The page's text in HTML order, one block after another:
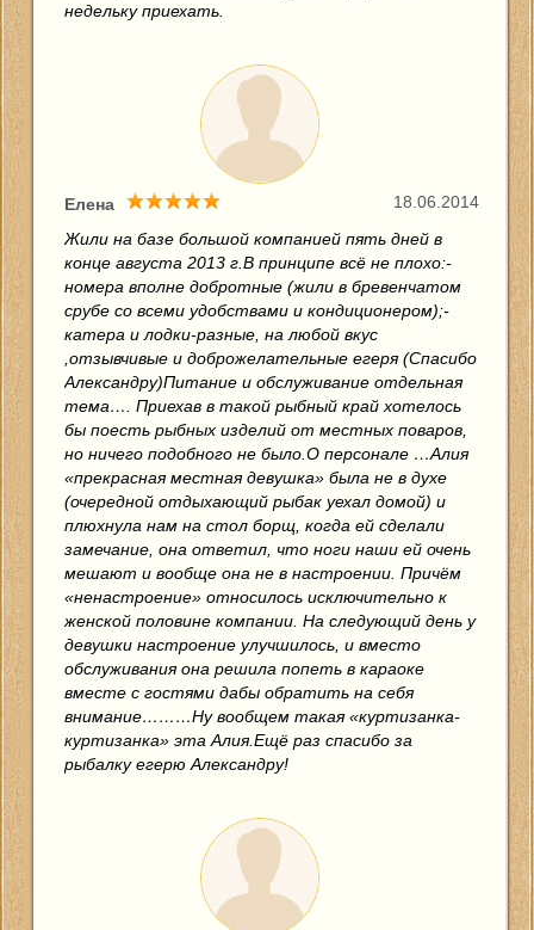
недельку приехать.
18.06.2014
Елена
Жили на базе большой компанией пять дней в
конце августа 2013 г.В принципе всё не плохо:-
номера вполне добротные (жили в бревенчатом
срубе со всеми удобствами и кондиционером);-
катера и лодки-разные, на любой вкус
,отзывчивые и доброжелательные егеря (Спасибо
Александру)Питание и обслуживание отдельная
тема…. Приехав в такой рыбный край хотелось
бы поесть рыбных изделий от местных поваров,
но ничего подобного не было.О персонале …Алия
«прекрасная местная девушка» была не в духе
(очередной отдыхающий рыбак уехал домой) и
плюхнула нам на стол борщ, когда ей сделали
замечание, она ответил, что ноги наши ей очень
мешают и вообще она не в настроении. Причём
«ненастроение» относилось исключительно к
женской половине компании. На следующий день у
девушки настроение улучшилось, и вместо
обслуживания она решила попеть в караоке
вместе с гостями дабы обратить на себя
внимание………Ну вообщем такая «куртизанка-
куртизанка» эта Алия.Ещё раз спасибо за
рыбалку егерю Александру!